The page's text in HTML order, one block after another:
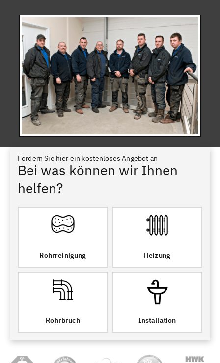
Fordern Sie hier ein kostenloses Angebot an
Bei was können wir Ihnen
helfen?
Rohrreinigung Heizung
Rohrbruch Installation